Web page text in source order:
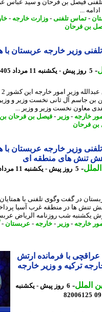
فیصل بن فرحان و سید عباس
...
تماس تلفنی-وزارت خارجه-خارجه
فرحان
وزیر خارجه عربستان با
22:47
فیصل بن فرحان
آل ثانی نخست وزیر و وزیر
نخست وزیر و وزیر ...
-وزیر - فیصل بن فرحان بن
وزیر خارجه عربستان با
تنش های منطقه ای
-5 روز پیش - یکشنبه 11 مرداد 1405، 22:30
در گفت وگوی تلفنی با همتایان
ها در منطقه غرب آسیا پرداخت.
شب روزنامه الریاض
-وزیر - خارجه-عربستان-گفت
با فرمانده ارتش
ترکیه و وزیر خارجه
- 6 روز پیش - یکشنبه